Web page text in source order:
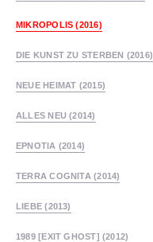
MIKROPOLIS (2016)
DIE KUNST ZU STERBEN (2016)
NEUE HEIMAT (2015)
ALLES NEU (2014)
EPNOTIA (2014)
TERRA COGNITA (2014)
LIEBE (2013)
1989 [EXIT GHOST] (2012)